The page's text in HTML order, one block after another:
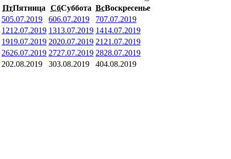
ПтПятница СбСуббота ВсВоскресенье
505.07.2019 606.07.2019 707.07.2019
1212.07.2019 1313.07.2019 1414.07.2019
1919.07.2019 2020.07.2019 21 21.07.2019
2626.07.2019 2727.07.2019 2828.07.2019
202.08.2019 303.08.2019 404.08.2019